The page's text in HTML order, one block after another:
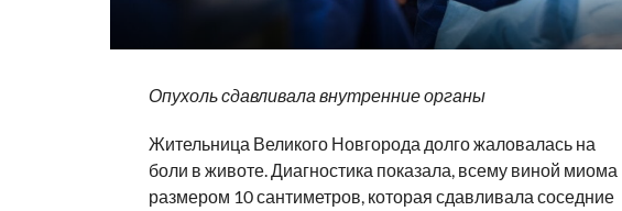
Опухоль сдавливала внутренние органы
Жительница Великого Новгорода долго жаловалась на
боли в животе. Диагностика показала, всему виной миома
размером 10 сантиметров, которая сдавливала соседние